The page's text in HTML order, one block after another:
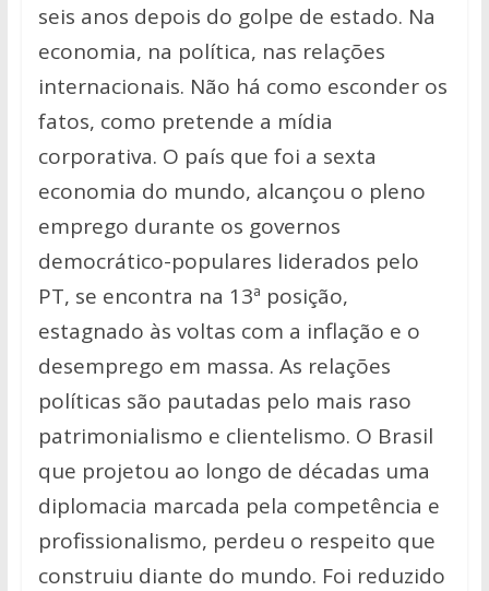
seis anos depois do golpe de estado. Na
economia, na política, nas relações
internacionais. Não há como esconder os
fatos, como pretende a mídia
corporativa. O país que foi a sexta
economia do mundo, alcançou o pleno
emprego durante os governos
democrático-populares liderados pelo
PT, se encontra na 13ª posição,
estagnado às voltas com a inflação e o
desemprego em massa. As relações
políticas são pautadas pelo mais raso
patrimonialismo e clientelismo. O Brasil
que projetou ao longo de décadas uma
diplomacia marcada pela competência e
profissionalismo, perdeu o respeito que
construiu diante do mundo. Foi reduzido